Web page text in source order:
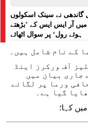
گاندھی نے سینک اسکولوں
میں آر ایس ایس کے ’بڑھتے
ہوئے رول‘ پر سوال اٹھائے
کے نام شامل ہیں۔
آف ورکرز اینڈ
جاری بیان میں
ورما پر لگائے
گیا ہے۔